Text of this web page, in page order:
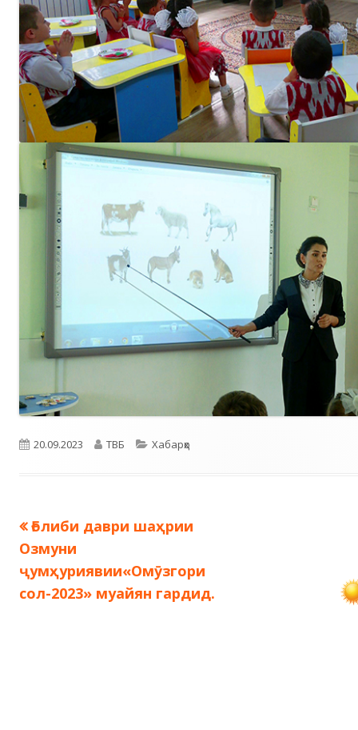
Опубликовано
20.09.2023 Автор
ТВБ Рубрики
Хабарҳо
Навигация
по
записям
Предыдущая
запись:
Ғолиби даври шаҳрии
Озмуни
ҷумҳуриявии«Омӯзгори
сол-2023» муайян гардид.